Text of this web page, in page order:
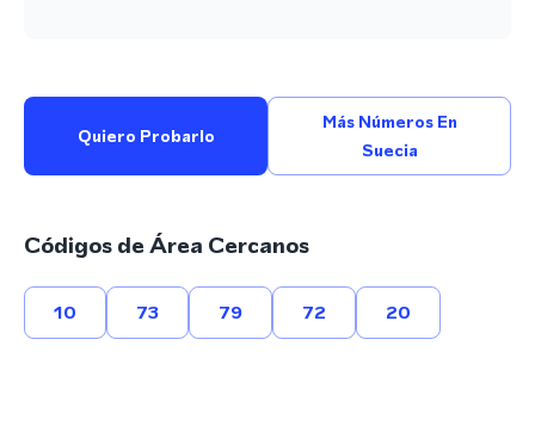
Quiero Probarlo
Más Números En
Suecia
Códigos de Área Cercanos
10 73 79 72 20